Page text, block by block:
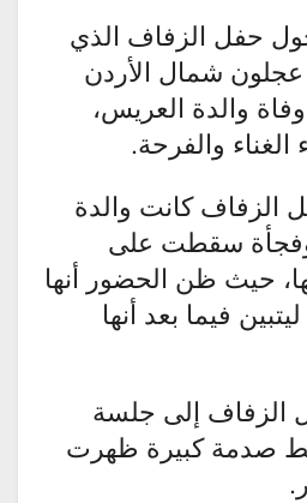
حفل الزفاف الذي
شمال الأردن
والدة العريس،
والفرحة.
الزفاف كانت والدة
سقطت على
حيث ظن الحضور أنها
فيما بعد أنها
الزفاف إلى جلسة
صدمة كبيرة ظهرت